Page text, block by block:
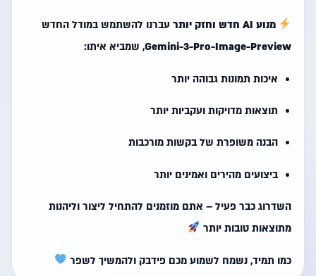
מנוע AI חדש וחזק יותר
עברנו להשתמש במודל החדש
Gemini-3-Pro-Image-Preview, שמביא איתו:
איכות תמונות גבוהה יותר
תוצאות מדויקות ועקביות יותר
הבנה משופרת של בקשות מורכבות
ביצועים מהירים ואמינים יותר
השדרוג כבר פעיל – אתם מוזמנים להתחיל ליצור וליהנות
מתוצאות טובות יותר
כמו תמיד, נשמח לשמוע מכם פידבק ולהמשיך לשפר